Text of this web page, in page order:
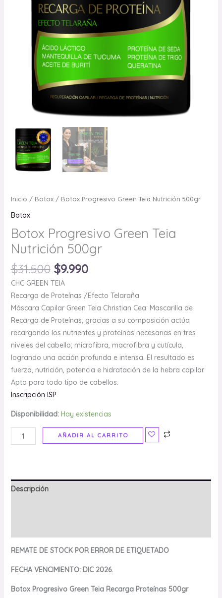
Inicio / Botox/ Botox Progresivo Green Teia Nutrición 500gr
Botox
Botox Progresivo Green Teia
Nutrición 500gr
$31.500 $9.990
CHC GREEN TEIA
Recarga de Proteínas /Efecto Telaraña
Máscara Capilar Green Teia Christian Cea: Mascarilla de
Recarga de Proteínas, gracias a su composición actúa
recargando los nutrientes y proteínas necesarias en tres
niveles del cabello; microfibra, macrofibra y cutícula,
logrando una acción profunda e intensa. El resultado es
fuerza, nutrición, potencia e hidratación de la hebra capilar.
Apto para todo tipo de cabellos.
Inscripción ISP
Disponibilidad: Hay existencias
AÑADIR AL CARRITO
Descripción
REMATE DE STOCK POR ERROR DE ETIQUETADO
FECHA VENCIMIENTO: DIC 2026.
Botox Progresivo Green Teia Recarga Proteínas 500gr